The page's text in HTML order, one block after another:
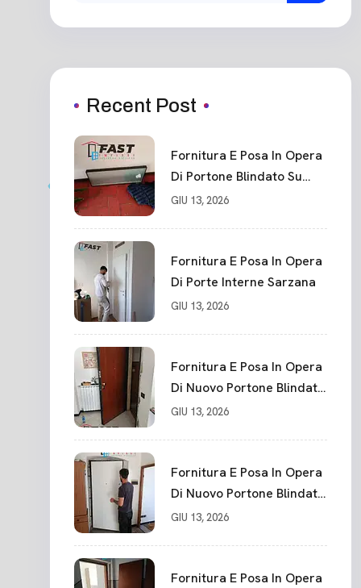
Recent Post
Fornitura E Posa In Opera
Di Portone Blindato Su
Misura In PVC, Panello
Punti La Spezia
GIU 13, 2026
Fornitura E Posa In Opera
Di Porte Interne Sarzana
GIU 13, 2026
Fornitura E Posa In Opera
Di Nuovo Portone Blindato
La Spezia
GIU 13, 2026
Fornitura E Posa In Opera
Di Nuovo Portone Blindato
Classe 3 Sicurezza
GIU 13, 2026
Fornitura E Posa In Opera